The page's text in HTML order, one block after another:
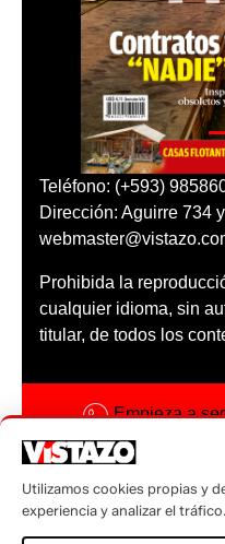
Teléfono: (+593)
Dirección: Aguirre 734
Prohibida la
cualquier idioma, sin
titular, de todos los
Empieza a
Código ética
Sugerencias
Utilizamos cookies propias y
experiencia y analizar el tráfico.